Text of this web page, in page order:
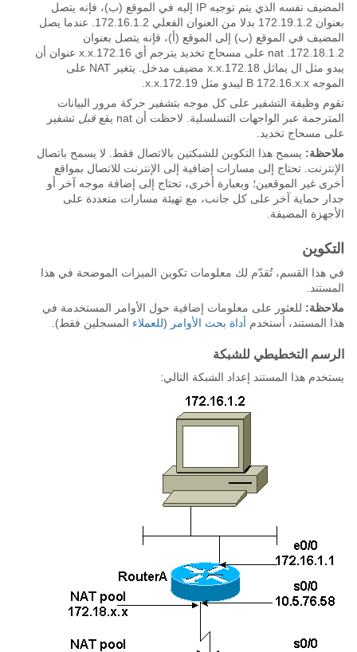
المضيف نفسه الذي يتم توجيه IP إليه في الموقع (ب)، فإنه يتصل
بعنوان 172.19.1.2 بدلا من العنوان الفعلي 172.16.1.2. عندما يصل
المضيف في الموقع (ب) إلى الموقع (أ)، فإنه يتصل بعنوان
172.18.1.2. nat على مسحاج تخديد يترجم أي 172.16.x.x عنوان أن
يبدو مثل ال يماثل 172.18.x.x مضيف مدخل. يتغير NAT على
الموجه B 172.16.x.x ليبدو مثل 172.19.x.x.
تقوم وظيفة التشفير على كل موجه بتشفير حركة مرور البيانات
المترجمة عبر الواجهات التسلسلية. لاحظت أن nat يقع
قبل تشفير
على مسحاج تخديد.
ملاحظة: يسمح هذا التكوين للشبكتين بالاتصال فقط. لا يسمح باتصال
الإنترنت. تحتاج إلى مسارات إضافية إلى الإنترنت للاتصال بمواقع
أخرى غير الموقعين؛ وبعبارة أخرى، تحتاج إلى إضافة موجه آخر أو
جدار حماية آخر على كل جانب، مع تهيئة مسارات متعددة على
الأجهزة المضيفة.
التكوين
في هذا القسم، تُقدّم لك معلومات تكوين الميزات الموضحة في هذا
المستند.
ملاحظة: للعثور على معلومات إضافية حول الأوامر المستخدمة في
هذا المستند، أستخدم أداة بحث الأوامر (للعملاء المسجلين فقط).
الرسم التخطيطي للشبكة
يستخدم هذا المستند إعداد الشبكة التالي: